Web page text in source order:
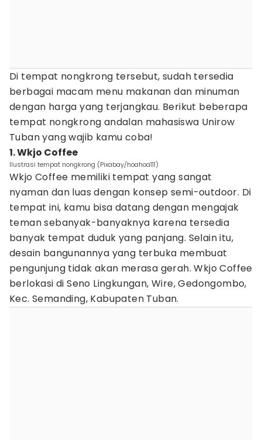
Di tempat nongkrong tersebut, sudah tersedia
berbagai macam menu makanan dan minuman
dengan harga yang terjangkau. Berikut beberapa
tempat nongkrong andalan mahasiswa Unirow
Tuban yang wajib kamu coba!
1. Wkjo Coffee
Ilustrasi tempat nongkrong (Pixabay/hoahoa111)
Wkjo Coffee memiliki tempat yang sangat
nyaman dan luas dengan konsep semi-outdoor. Di
tempat ini, kamu bisa datang dengan mengajak
teman sebanyak-banyaknya karena tersedia
banyak tempat duduk yang panjang. Selain itu,
desain bangunannya yang terbuka membuat
pengunjung tidak akan merasa gerah. Wkjo Coffee
berlokasi di Seno Lingkungan, Wire, Gedongombo,
Kec. Semanding, Kabupaten Tuban.